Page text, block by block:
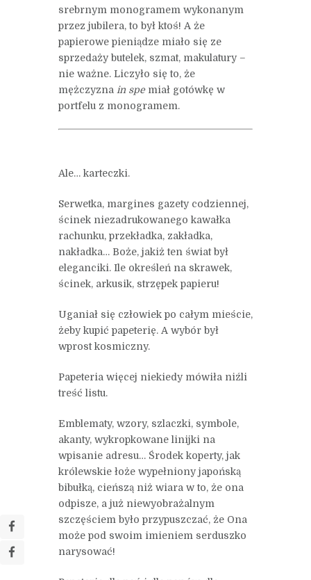
srebrnym monogramem wykonanym
przez jubilera, to był ktoś! A że
papierowe pieniądze miało się ze
sprzedaży butelek, szmat, makulatury –
nie ważne. Liczyło się to, że
mężczyzna in spemiał gotówkę w
portfelu z monogramem.
Ale… karteczki.
Serwetka, margines gazety codziennej,
ścinek niezadrukowanego kawałka
rachunku, przekładka, zakładka,
nakładka… Boże, jakiż ten świat był
eleganciki. Ile określeń na skrawek,
ścinek, arkusik, strzępek papieru!
Uganiał się człowiek po całym mieście,
żeby kupić papeterię. A wybór był
wprost kosmiczny.
Papeteria więcej niekiedy mówiła niźli
treść listu.
Emblematy, wzory, szlaczki, symbole,
akanty, wykropkowane linijki na
wpisanie adresu… Środek koperty, jak
królewskie łoże wypełniony japońską
bibułką, cieńszą niż wiara w to, że ona
odpisze, a już niewyobrażalnym
szczęściem było przypuszczać, że Ona
może pod swoim imieniem serduszko
narysować!